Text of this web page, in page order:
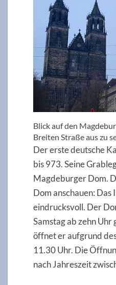
Blick auf den
Breiten Straße aus zu
Der erste deutsche
bis 973. Seine
Magdeburger Dom.
Dom anschauen: Das
eindrucksvoll. Der
Samstag ab zehn
öffnet er aufgrund
11.30 Uhr. Die
nach Jahreszeit